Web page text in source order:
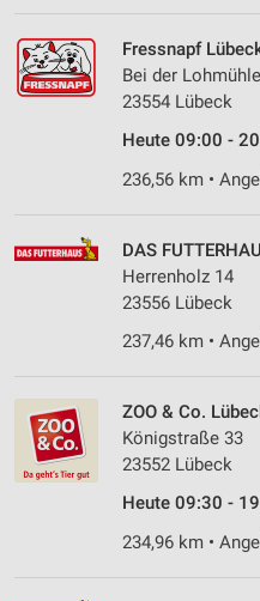
Fressnapf
Bei der
23554 Lübeck
Heute 09:00 -
236,56 km •
DAS
Herrenholz 14
23556 Lübeck
237,46 km •
ZOO & Co.
Königstraße 33
23552 Lübeck
Heute 09:30 -
234,96 km •